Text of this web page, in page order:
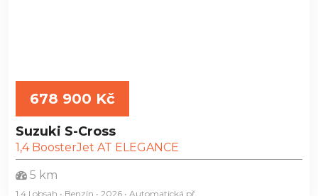
678 900 Kč
Suzuki S-Cross
1,4 BoosterJet AT ELEGANCE
5 km
1.4 l obsah • Benzín • 2026 • Automatická př.